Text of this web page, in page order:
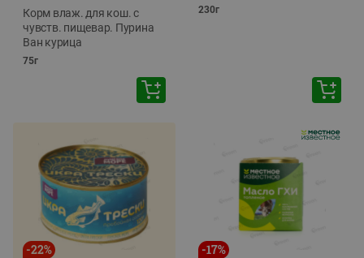
Корм влаж. для кош. с
чувств. пищевар. Пурина
Ван курица
75г
230г
-22% -17%